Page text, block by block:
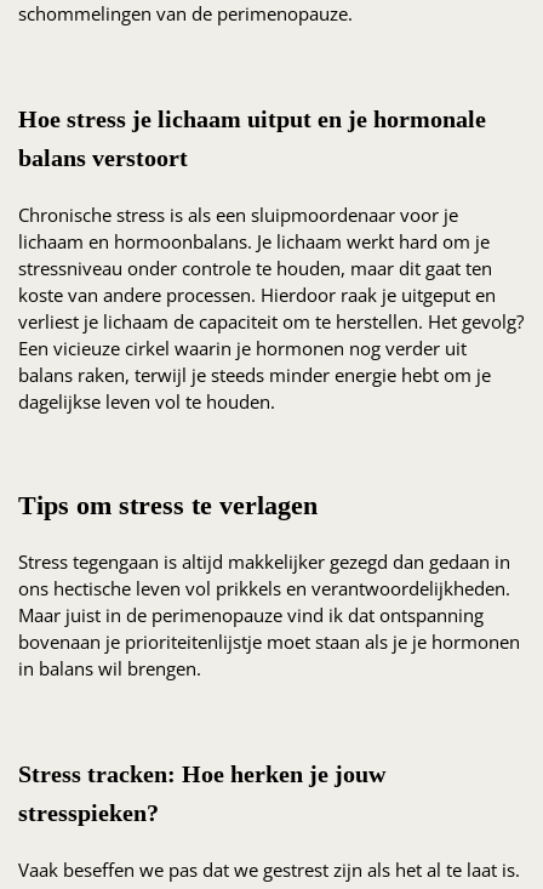
schommelingen van de perimenopauze.
Hoe stress je lichaam uitput en je hormonale
balans verstoort
Chronische stress is als een sluipmoordenaar voor je
lichaam en hormoonbalans. Je lichaam werkt hard om je
stressniveau onder controle te houden, maar dit gaat ten
koste van andere processen. Hierdoor raak je uitgeput en
verliest je lichaam de capaciteit om te herstellen. Het gevolg?
Een vicieuze cirkel waarin je hormonen nog verder uit
balans raken, terwijl je steeds minder energie hebt om je
dagelijkse leven vol te houden.
Tips om stress te verlagen
Stress tegengaan is altijd makkelijker gezegd dan gedaan in
ons hectische leven vol prikkels en verantwoordelijkheden.
Maar juist in de perimenopauze vind ik dat ontspanning
bovenaan je prioriteitenlijstje moet staan als je je hormonen
in balans wil brengen.
Stress tracken: Hoe herken je jouw
stresspieken?
Vaak beseffen we pas dat we gestrest zijn als het al te laat is.